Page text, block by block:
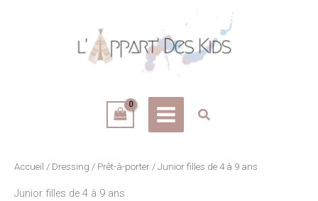
Accueil / Dressing / Prêt-à-porter / Junior filles de 4 à 9 ans
Junior filles de 4 à 9 ans